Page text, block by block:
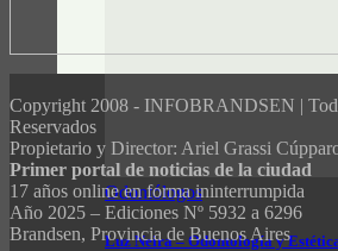
Odontólogos
Luz Neira – Odontología y
Copyright 2008 - INFOBRANDSEN |
Reservados
Propietario y Director: Ariel Grassi
Primer portal de noticias de la ciudad
17 años online en forma ininterrumpida
Año 2025 – Ediciones Nº 5932 a 6296
Brandsen, Provincia de Buenos Aires